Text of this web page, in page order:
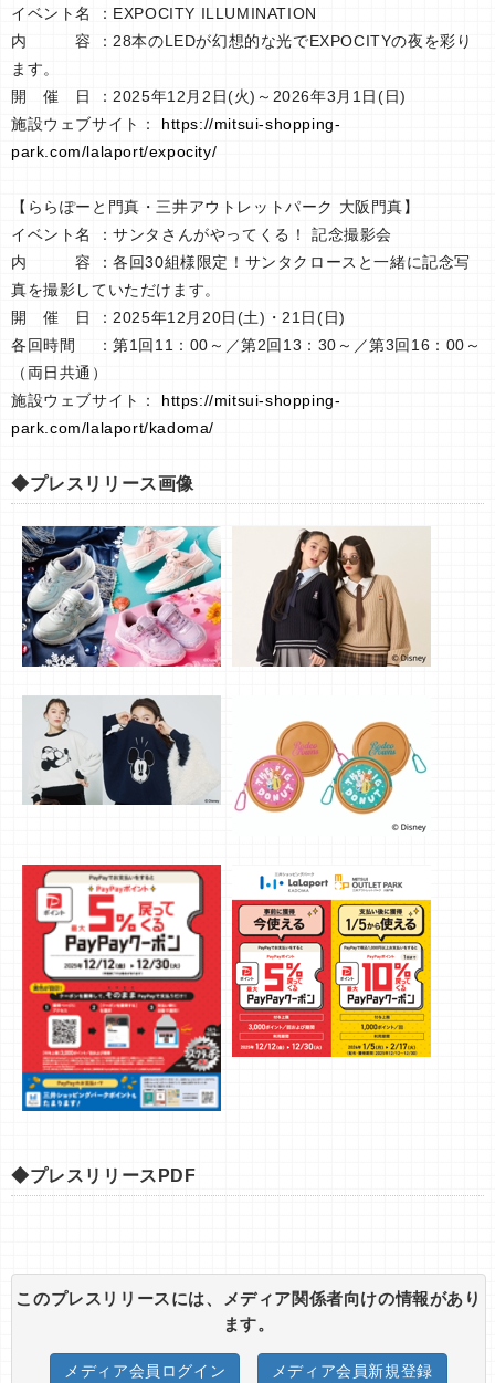
イベント名 ：EXPOCITY ILLUMINATION
内 容 ：28本のLEDが幻想的な光でEXPOCITYの夜を彩り
ます。
開 催 日 ：2025年12月2日(火)～2026年3月1日(日)
施設ウェブサイト： https://mitsui-shopping-
park.com/lalaport/expocity/
【ららぽーと門真・三井アウトレットパーク 大阪門真】
イベント名 ：サンタさんがやってくる！ 記念撮影会
内 容 ：各回30組様限定！サンタクロースと一緒に記念写
真を撮影していただけます。
開 催 日 ：2025年12月20日(土)・21日(日)
各回時間 ：第1回11：00～／第2回13：30～／第3回16：00～
（両日共通）
施設ウェブサイト： https://mitsui-shopping-
park.com/lalaport/kadoma/
◆プレスリリース画像
◆プレスリリースPDF
このプレスリリースには、メディア関係者向けの情報があり
ます。
メディア会員ログイン メディア会員新規登録